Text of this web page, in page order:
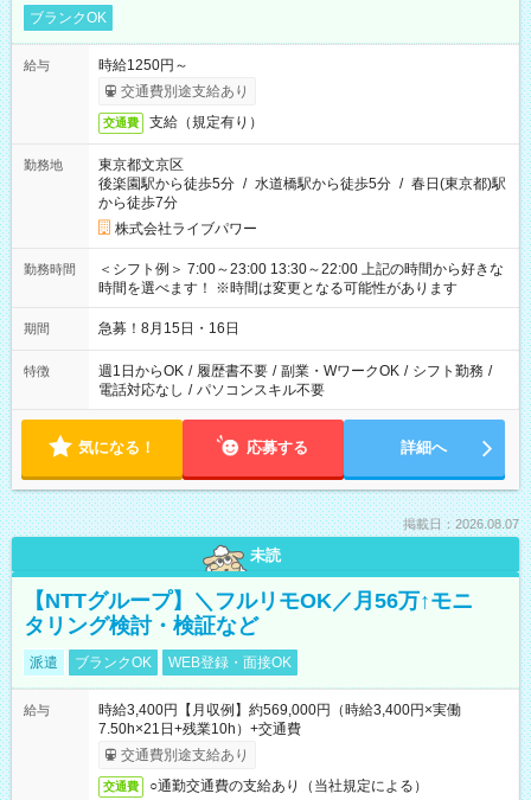
ブランクOK
給与
時給1250円～
交通費別途支給あり
交通費 支給（規定有り）
勤務地
東京都文京区
後楽園駅から徒歩5分 / 水道橋駅から徒歩5分 / 春日(東京都)駅
から徒歩7分
株式会社ライブパワー
勤務時間
＜シフト例＞ 7:00～23:00 13:30～22:00 上記の時間から好きな
時間を選べます！ ※時間は変更となる可能性があります
期間 急募！8月15日・16日
特徴 週1日からOK / 履歴書不要 / 副業・WワークOK / シフト勤務 /
電話対応なし / パソコンスキル不要
気になる！ 応募する 詳細へ
掲載日：2026.08.07
未読
【NTTグループ】＼フルリモOK／月56万↑モニ
タリング検討・検証など
派遣 ブランクOK WEB登録・面接OK
給与
時給3,400円【月収例】約569,000円（時給3,400円×実働
7.50h×21日+残業10h）+交通費
交通費別途支給あり
交通費 ○通勤交通費の支給あり（当社規定による）